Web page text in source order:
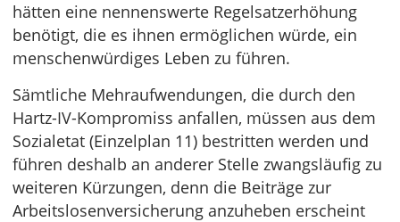
hätten eine nennenswerte Regelsatzerhöhung
benötigt, die es ihnen ermöglichen würde, ein
menschenwürdiges Leben zu führen.
Sämtliche Mehraufwendungen, die durch den
Hartz-IV-Kompromiss anfallen, müssen aus dem
Sozialetat (Einzelplan 11) bestritten werden und
führen deshalb an anderer Stelle zwangsläufig zu
weiteren Kürzungen, denn die Beiträge zur
Arbeitslosenversicherung anzuheben erscheint